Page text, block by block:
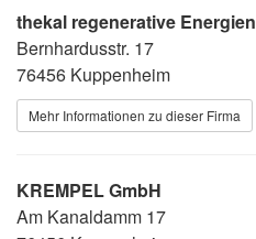
thekal regenerative Energien
Bernhardusstr. 17
76456 Kuppenheim
Mehr Informationen zu dieser Firma
KREMPEL GmbH
Am Kanaldamm 17